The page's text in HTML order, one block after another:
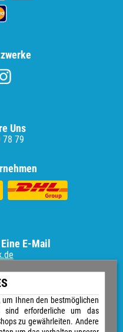
um Ihnen den bestmöglichen
sind erforderliche um das
zu gewährleiten. Andere
E-Mail
Uns
78 79